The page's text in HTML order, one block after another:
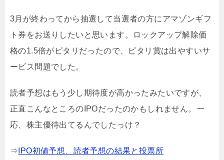
3月が終わってから抽選して当選者の方にアマゾンギフ
ト券をお送りしたいと思います。ロックアップ解除価
格の1.5倍がピタリだったので、ピタリ賞は出やすいサ
ービス問題でした。
読者予想はもう少し期待度が高かったみたいですが、
正直こんなところのIPOだったのかもしれません。一
応、株主優待出てるんでしたっけ？
⇒ IPO初値予想、読者予想の結果と投票所